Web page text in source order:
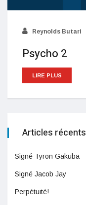
Reynolds Butari
Psycho 2
LIRE PLUS
Articles récents
Signé Tyron Gakuba
Signé Jacob Jay
Perpétuité!